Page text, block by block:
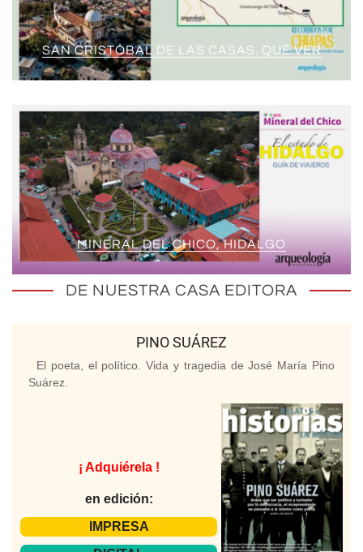
SAN CRISTÓBAL DE LAS CASAS. QUÉ VER
MINERAL DEL CHICO, HIDALGO
DE NUESTRA CASA EDITORA
PINO SUÁREZ
El poeta, el político. Vida y tragedia de José María Pino
Suárez.
¡ Adquiérela !
en edición:
IMPRESA